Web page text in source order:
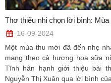
Thơ thiếu nhi chọn lời bình:
16-09-2024
Một mùa thu mới đã đến nhẹ
mang theo cả hương hoa sữa
Tĩnh hân hạnh giới thiệu bài
Nguyễn Thị Xuân qua lời bình